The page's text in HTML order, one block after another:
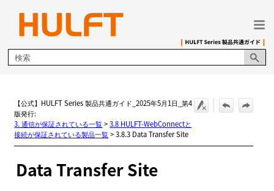
メイン コンテンツにスキップ
【公式】HULFT Series 製品共通ガイド_2025年5月1日_第4
版発行:
3. 通信が保証されている一覧>3.8 HULFT-WebConnectと
接続が保証されている製品一覧>3.8.3 Data Transfer Site
Data Transfer Site